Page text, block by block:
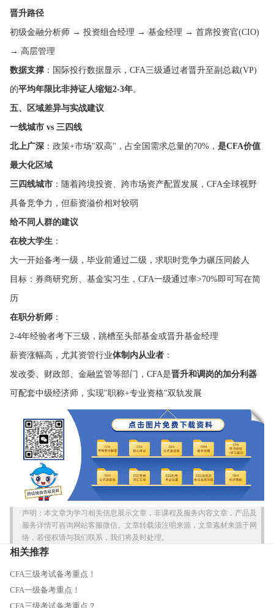
晋升路径
初级金融分析师 → 投资组合经理 → 基金经理 → 首席投资官(CIO)
→ 高层管理
数据支撑：国际投行数据显示，CFA三级通过者晋升至副总裁(VP)
的平均年限比非持证人缩短2-3年。
五、区域差异与实战建议
一线城市 vs 三四线
北上广深：政策+市场"双高"，占全国需求总量的70%， 是CFA价值
最大化区域
三四线城市：随着跨境投资、跨市场资产配置发展，CFA全球视野
具备竞争力，但薪资溢价相对较弱
给不同人群的建议
在校大学生：
大一开始备考一级，毕业前通过二级，求职时竞争力碾压同龄人
目标：券商研究所、基金实习生，CFA一级通过率>70%即可写在简
历
在职分析师：
2-4年经验者考下三级，跳槽至头部基金或晋升基金经理
薪资涨幅高，尤其资管行业体制内从业者：
发改委、财政部、金融监管等部门，CFA是晋升和调岗的加分利器
可配套中级经济师，实现"职称+专业资格"双轨发展
声明：本文章为学习相关信息展示文章，非课程及服务内容文章，产品及
服务详情可咨询网站客服微信。文章转载须注明来源，文章素材来源于网
络，若侵权请与我们联系，我们将及时处理。
相关推荐
CFA三级考试备考重点！
CFA一级备考重点！